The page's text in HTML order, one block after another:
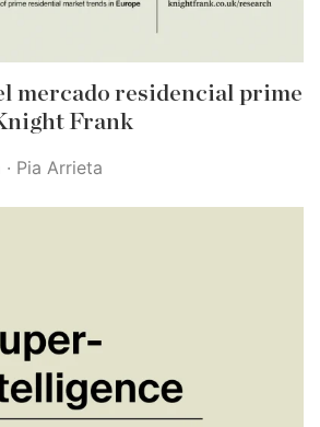
mercado residencial prime
Frank
Pia Arrieta